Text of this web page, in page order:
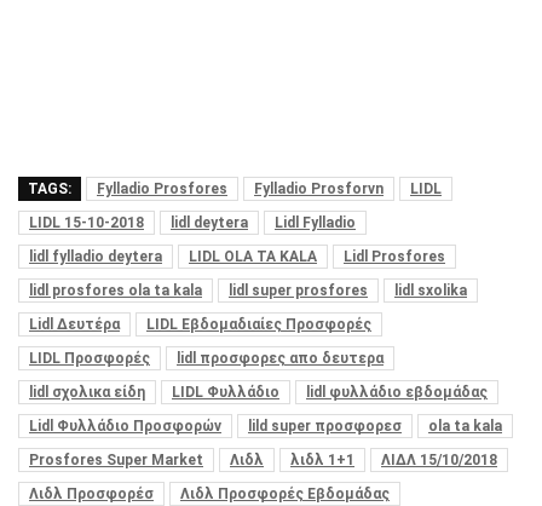
TAGS: Fylladio Prosfores Fylladio Prosforvn
LIDL
LIDL 15-10-2018
lidl deytera
Lidl Fylladio
lidl fylladio deytera
LIDL OLA TA KALA
Lidl Prosfores
lidl prosfores ola ta kala
lidl super prosfores
lidl sxolika
Lidl Δευτέρα
LIDL Εβδομαδιαίες Προσφορές
LIDL Προσφορές
lidl προσφορες απο δευτερα
lidl σχολικα είδη
LIDL Φυλλάδιο
lidl φυλλάδιο εβδομάδας
Lidl Φυλλάδιο Προσφορών
lild super προσφορεσ
ola ta kala
Prosfores Super Market
Λιδλ λιδλ 1+1
ΛΙΔΛ 15/10/2018
Λιδλ Προσφορέσ
Λιδλ Προσφορές Εβδομάδας